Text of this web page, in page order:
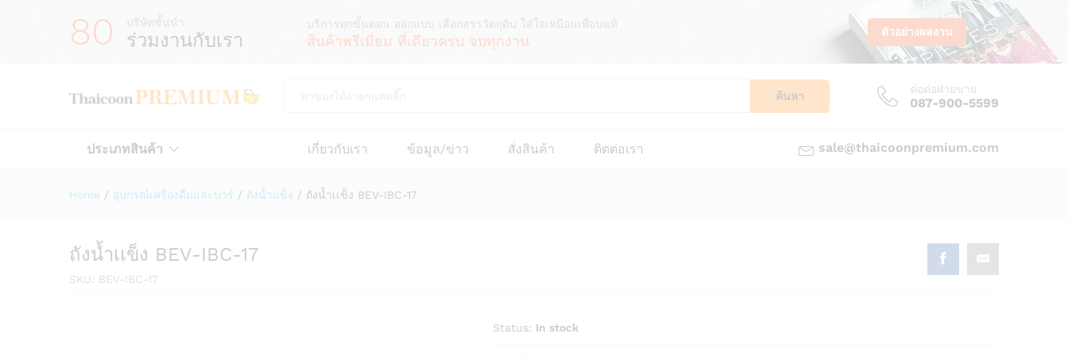
80 บริษัทชั้นนำ
ร่วมงานกับเรา
บริการทุกขั้นตอน ออกแบบ เลือกสรรวัตถุดิบ ใส่ใจเหมือนเพื่อนแท้
สินค้าพรีเมี่ยม ที่เดียวครบ จบทุกงาน
ตัวอย่างผลงาน
ค้นหา
ต่อต่อฝ่ายขาย
087-900-5599
ประเภทสินค้า เกี่ยวกับเรา ข้อมูล/ข่าว สั่งสินค้า ติดต่อเรา sale@thaicoonpremium.com
Home / อุปกรณ์เครื่องดื่มและบาร์ / ถังน้ำแข็ง / ถังน้ำเเข็ง BEV-IBC-17
ถังน้ำเเข็ง BEV-IBC-17
SKU: BEV-IBC-17
Status: In stock